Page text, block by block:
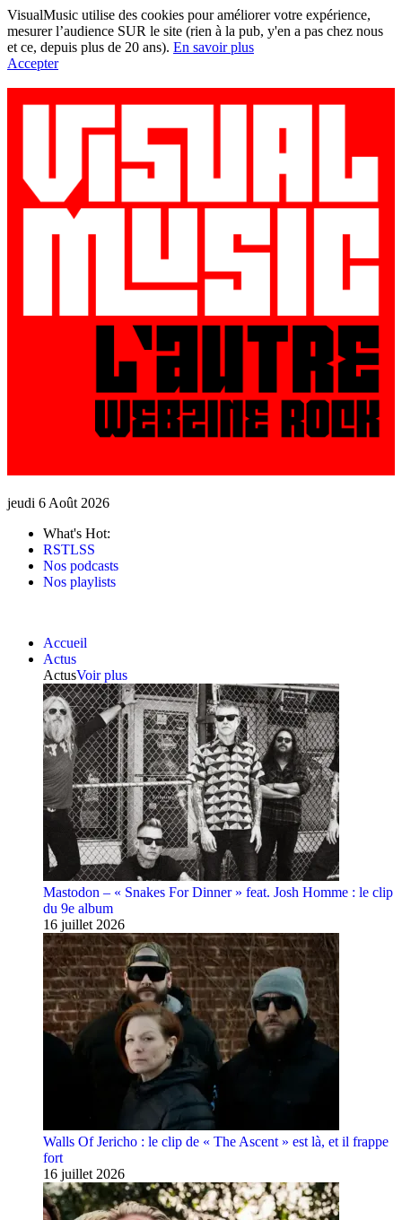
VisualMusic utilise des cookies pour améliorer votre expérience,
mesurer l’audience SUR le site (rien à la pub, y'en a pas chez nous
et ce, depuis plus de 20 ans). En savoir plus
Accepter
jeudi 6 Août 2026
What's Hot:
RSTLSS
Nos podcasts
Nos playlists
Accueil
Actus
ActusVoir plus
Mastodon – « Snakes For Dinner » feat. Josh Homme : le clip
du 9e album
16 juillet 2026
Walls Of Jericho : le clip de « The Ascent » est là, et il frappe
fort
16 juillet 2026